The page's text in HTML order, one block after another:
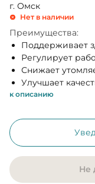
г. Омск
Нет в наличии
Преимущества:
Поддерживает
Регулирует
Снижает
Улучшает
к описанию
Не